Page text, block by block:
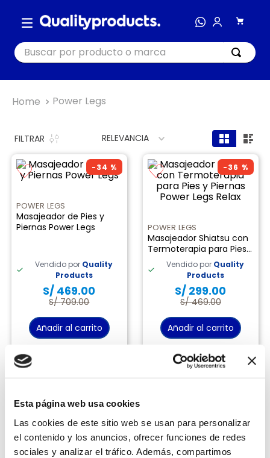
Esta página web usa cookies
Las cookies de este sitio web se usan para personalizar
el contenido y los anuncios, ofrecer funciones de redes
sociales y analizar el tráfico. Además, compartimos
Buscar por producto o marca
Power Legs
FILTRAR RELEVANCIA
-34 %
POWER LEGS
Masajeador de Pies y
Piernas Power Legs
Vendido por Quality
Products
S/ 469.00
S/ 709.00
Añadir al carrito
-36 %
POWER LEGS
Masajeador Shiatsu con
Termoterapia para Pies y
Piernas Power Legs Relax
Vendido por Quality
Products
S/ 299.00
S/ 469.00
Añadir al carrito
2
bienestar
3.
tecnología
4.
nutri bullet
6.
nutribullet procesadores
8
happy yappers
almohada
. licuadora